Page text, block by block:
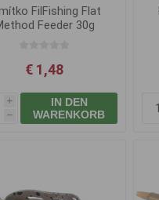
FilFishing Flat
Feeder 30g
€ 1,48
i
h
IN DEN
WARENKORB